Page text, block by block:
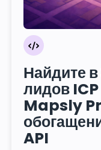
Найдите
лидов
Mapsly
API